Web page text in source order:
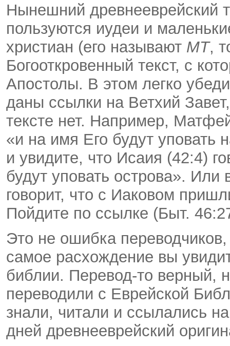
Нынешний древнееврейский
пользуются иудеи и
христиан (его называют МТ,
Богооткровенный текст, с
Апостолы. В этом легко
даны ссылки на Ветхий
тексте нет. Например,
«и на имя Его будут уповать
и увидите, что Исаия (42:4)
будут уповать острова».
говорит, что с Иаковом
Пойдите по ссылке (Быт.
Это не ошибка
самое расхождение вы
библии. Перевод-то верный,
переводили с Еврейской
знали, читали и ссылались
дней древнееврейский